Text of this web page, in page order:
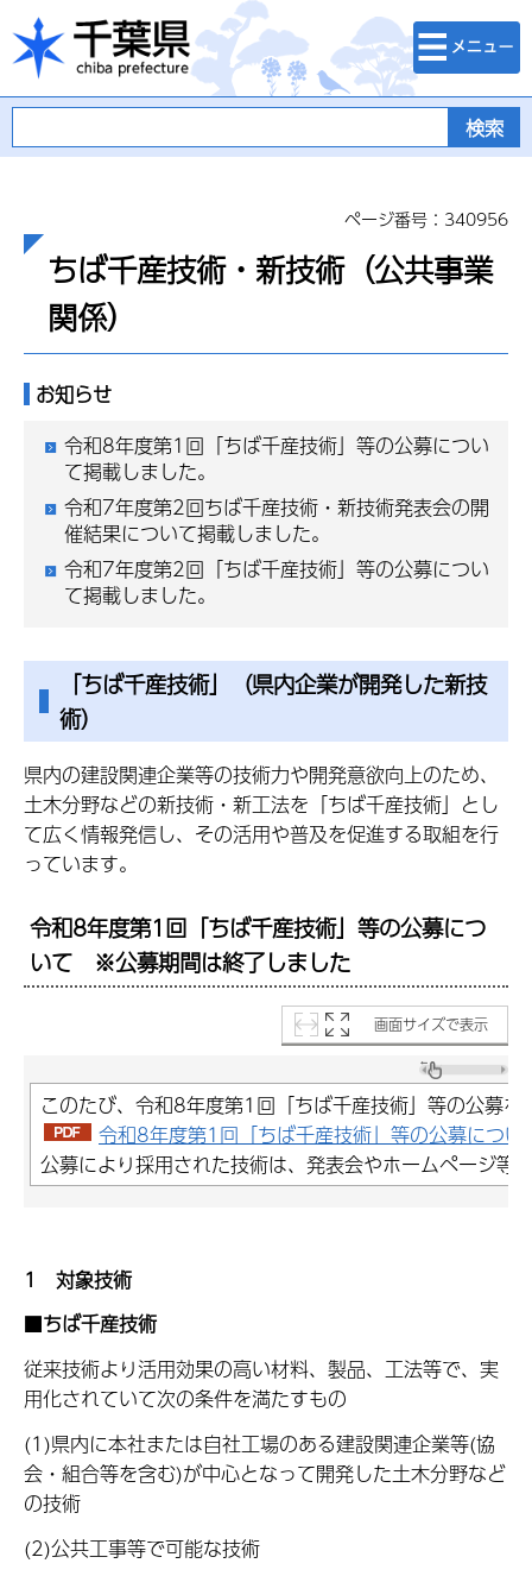
千葉県
検索・メニュ
ー
ページ番号：340956
ちば千産技術・新技術（公共事業
関係）
お知らせ
令和8年度第1回「ちば千産技術」等の公募につい
て掲載しました。
令和7年度第2回ちば千産技術・新技術発表会の開
催結果について掲載しました。
令和7年度第2回「ちば千産技術」等の公募につい
て掲載しました。
「ちば千産技術」（県内企業が開発した新技
術）
県内の建設関連企業等の技術力や開発意欲向上のため、
土木分野などの新技術・新工法を「ちば千産技術」とし
て広く情報発信し、その活用や普及を促進する取組を行
っています。
令和8年度第1回「ちば千産技術」等の公募につ
いて ※公募期間は終了しました
画面サイズで表示
このたび、令和8年度第1回「ちば千産技術」等の公募を
令和8年度第1回「ちば千産技術」等の公募につ
公募により採用された技術は、発表会やホームページ等
1 対象技術
■ちば千産技術
従来技術より活用効果の高い材料、製品、工法等で、実
用化されていて次の条件を満たすもの
(1)県内に本社または自社工場のある建設関連企業等(協
会・組合等を含む)が中心となって開発した土木分野など
の技術
(2)公共工事等で可能な技術